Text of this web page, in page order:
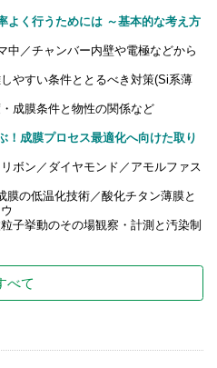
よく行うためには ～基本的な考え方
／チャンバー内壁や電極などから
やすい条件ととるべき対策(Si系薄
膜条件と物性の関係など
！成膜プロセス最適化へ向けた取り
ボン／ダイヤモンド／アモルファス
の低温化技術／酸化チタン薄膜と
子挙動のその場観察・計測と汚染制
べて